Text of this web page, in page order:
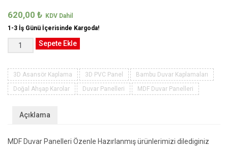
620,00 ₺
1-3 İş Günü İçerisinde Kargoda!
Ahşap
Duvar
Panelleri
adet
Sepete Ekle
3D Asansör Kaplama 3D PVC Panel
Bambu Duvar Kaplamaları
Doğal Ahşap Karolar
Duvar Panelleri MDF Duvar Panelleri
Açıklama
MDF Duvar Panelleri Özenle Hazırlanmış ürünlerimizi dilediginiz